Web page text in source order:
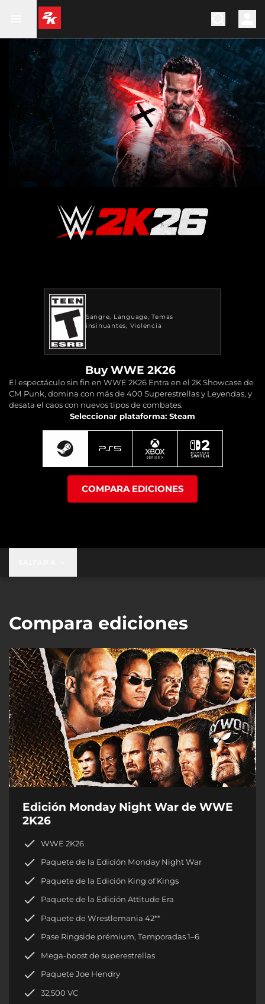
Sangre Language Temas
insinuantes Violencia
Buy WWE 2K26
El espectáculo sin fin en WWE 2K26 Entra en el 2K Showcase de
CM Punk, domina con más de 400 Superestrellas y Leyendas, y
desata el caos con nuevos tipos de combates.
Seleccionar plataforma: Steam
COMPARA EDICIONES
Compara ediciones
Edición Monday Night War de WWE
2K26
WWE 2K26
Paquete de la Edición Monday Night War
Paquete de la Edición King of Kings
Paquete de la Edición Attitude Era
Paquete de Wrestlemania 42**
Pase Ringside prémium, Temporadas 1–6
Mega-boost de superestrellas
Paquete Joe Hendry
32,500 VC